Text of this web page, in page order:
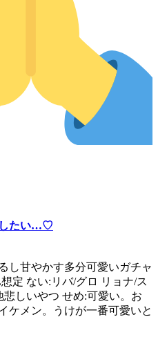
したい…♡
し甘やかす多分可愛いガチャ
定 ない:リバ/グロ リョナ/ス
悲しいやつ せめ:可愛い。お
ケメン。うけが一番可愛いと